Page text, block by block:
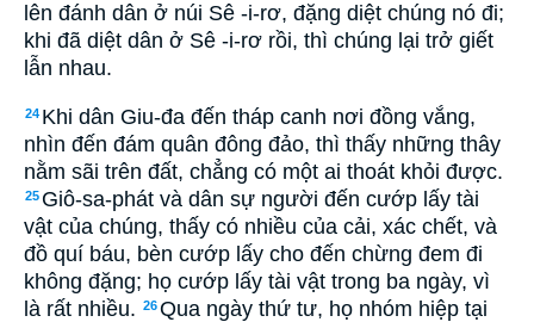
lên đánh dân ở núi Sê -i-rơ, đặng diệt chúng nó đi;
khi đã diệt dân ở Sê -i-rơ rồi, thì chúng lại trở giết
lẫn nhau.
24 Khi dân Giu-đa đến tháp canh nơi đồng vắng,
nhìn đến đám quân đông đảo, thì thấy những thây
nằm sãi trên đất, chẳng có một ai thoát khỏi được.
25 Giô-sa-phát và dân sự người đến cướp lấy tài
vật của chúng, thấy có nhiều của cải, xác chết, và
đồ quí báu, bèn cướp lấy cho đến chừng đem đi
không đặng; họ cướp lấy tài vật trong ba ngày, vì
là rất nhiều. 26Qua ngày thứ tư, họ nhóm hiệp tại